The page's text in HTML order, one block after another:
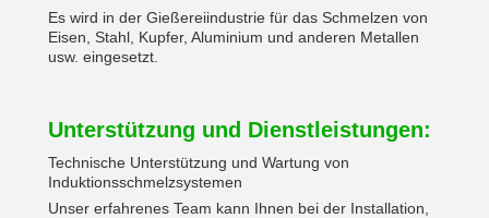
Es wird in der Gießereiindustrie für das Schmelzen von
Eisen, Stahl, Kupfer, Aluminium und anderen Metallen
usw. eingesetzt.
Unterstützung und Dienstleistungen:
Technische Unterstützung und Wartung von
Induktionsschmelzsystemen
Unser erfahrenes Team kann Ihnen bei der Installation,